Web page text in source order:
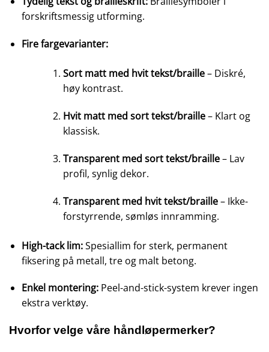
forskriftsmessig utforming.
Fire fargevarianter:
Sort matt med hvit tekst/braille– Diskré,
høy kontrast.
Hvit matt med sort tekst/braille– Klart og
klassisk.
Transparent med sort tekst/braille– Lav
profil, synlig dekor.
Transparent med hvit tekst/braille– Ikke-
forstyrrende, sømløs innramming.
High-tack lim:Spesiallim for sterk, permanent
fiksering på metall, tre og malt betong.
Enkel montering:Peel-and-stick-system krever ingen
ekstra verktøy.
Hvorfor velge våre håndløpermerker?